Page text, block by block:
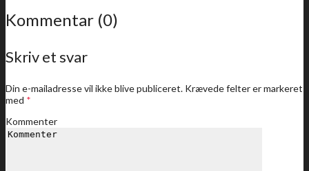
Sidste nyt
Kommentar (0)
Skriv et svar
Din e-mailadresse vil ikke blive publiceret. Krævede felter er markeret
med *
Kommenter